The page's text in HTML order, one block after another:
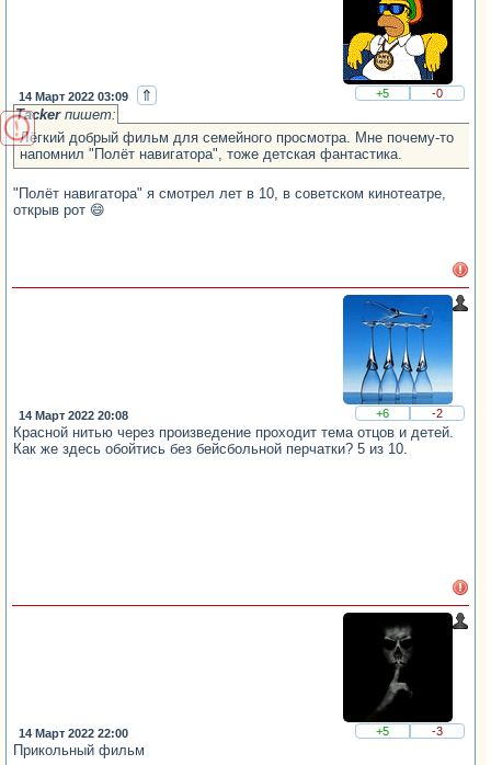
14 Март 2022 03:09 ⇑ +5 -0
Tacker пишет:
Лёгкий добрый фильм для семейного просмотра. Мне почему-то
напомнил "Полёт навигатора", тоже детская фантастика.
"Полёт навигатора" я смотрел лет в 10, в советском кинотеатре,
открыв рот 😄
14 Март 2022 20:08 +6 -2
Красной нитью через произведение проходит тема отцов и детей.
Как же здесь обойтись без бейсбольной перчатки? 5 из 10.
14 Март 2022 22:00 +5 -3
Прикольный фильм